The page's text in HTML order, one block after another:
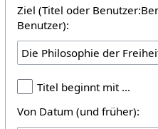
Ziel (Titel oder
Benutzer):
Titel beginnt mit …
Von Datum (und früher):